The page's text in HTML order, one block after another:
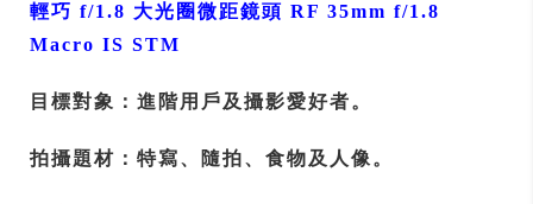
輕巧 f/1.8 大光圈微距鏡頭 RF 35mm f/1.8
Macro IS STM
目標對象：進階用戶及攝影愛好者。
拍攝題材：特寫、隨拍、食物及人像。